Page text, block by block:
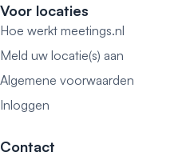
Voor locaties
Hoe werkt meetings.nl
Meld uw locatie(s) aan
Algemene voorwaarden
Inloggen
Contact